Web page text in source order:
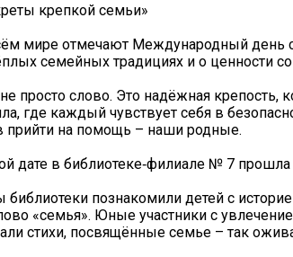
крепкой семьи»
мире отмечают Международный день
семейных традициях и о ценности
просто слово. Это надёжная
где каждый чувствует себя в
прийти на помощь – наши родные.
дате в библиотеке‑филиале № 7
библиотеки познакомили детей с
«семья». Юные участники с
стихи, посвящённые семье – так